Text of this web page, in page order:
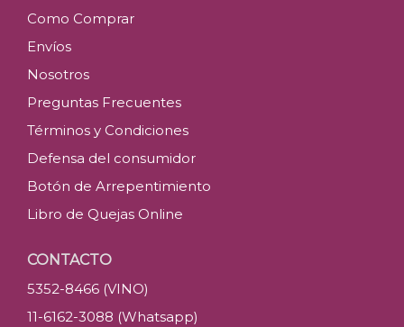
Como Comprar
Envíos
Nosotros
Preguntas Frecuentes
Términos y Condiciones
Defensa del consumidor
Botón de Arrepentimiento
Libro de Quejas Online
CONTACTO
5352-8466 (VINO)
11-6162-3088 (Whatsapp)